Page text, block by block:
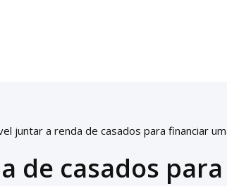
juntar a renda de casados para financiar
de casados